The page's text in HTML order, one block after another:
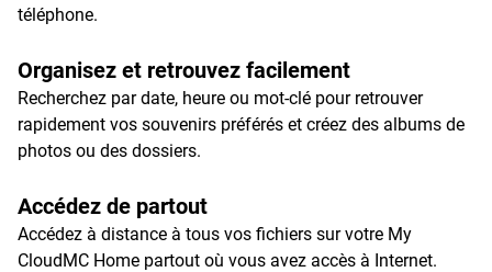
téléphone.
Organisez et retrouvez facilement
Recherchez par date, heure ou mot-clé pour retrouver
rapidement vos souvenirs préférés et créez des albums de
photos ou des dossiers.
Accédez de partout
Accédez à distance à tous vos fichiers sur votre My
CloudMC Home partout où vous avez accès à Internet.